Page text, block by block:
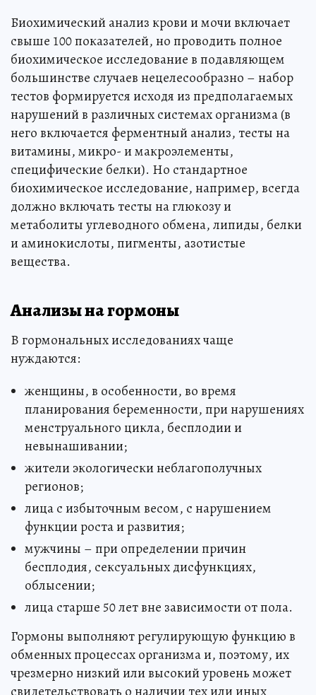
Биохимический анализ крови и мочи включает
свыше 100 показателей, но проводить полное
биохимическое исследование в подавляющем
большинстве случаев нецелесообразно – набор
тестов формируется исходя из предполагаемых
нарушений в различных системах организма (в
него включается ферментный анализ, тесты на
витамины, микро- и макроэлементы,
специфические белки). Но стандартное
биохимическое исследование, например, всегда
должно включать тесты на глюкозу и
метаболиты углеводного обмена, липиды, белки
и аминокислоты, пигменты, азотистые
вещества.
Анализы на гормоны
В гормональных исследованиях чаще
нуждаются:
женщины, в особенности, во время
планирования беременности, при нарушениях
менструального цикла, бесплодии и
невынашивании;
жители экологически неблагополучных
регионов;
лица с избыточным весом, с нарушением
функции роста и развития;
мужчины – при определении причин
бесплодия, сексуальных дисфункциях,
облысении;
лица старше 50 лет вне зависимости от пола.
Гормоны выполняют регулирующую функцию в
обменных процессах организма и, поэтому, их
чрезмерно низкий или высокий уровень может
свидетельствовать о наличии тех или иных